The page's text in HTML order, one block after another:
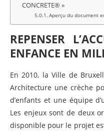
CONCRETE® »
Aperçu du document
REPENSER
ENFANCE EN
En 2010, la Ville de
Architecture une crèche
d’enfants et une équipe
Les enjeux sont de deux
disponible pour le projet